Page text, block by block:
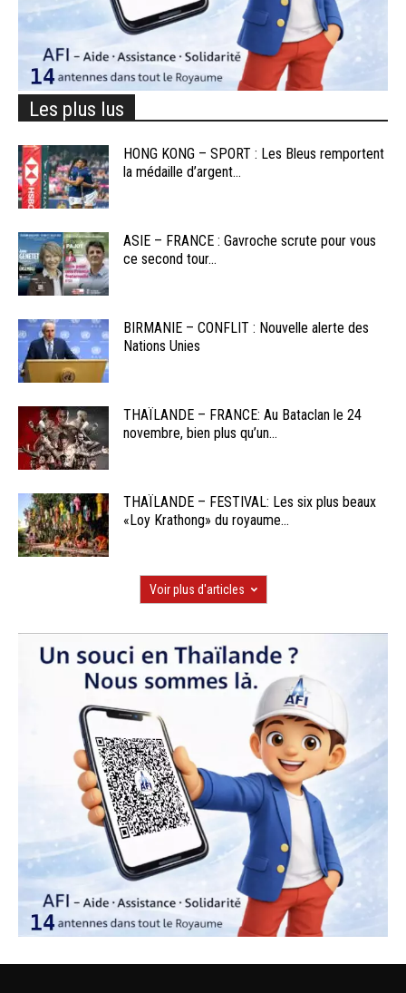
Les plus lus
HONG KONG – SPORT : Les Bleus remportent
la médaille d’argent...
ASIE – FRANCE : Gavroche scrute pour vous
ce second tour...
BIRMANIE – CONFLIT : Nouvelle alerte des
Nations Unies
THAÏLANDE – FRANCE: Au Bataclan le 24
novembre, bien plus qu’un...
THAÏLANDE – FESTIVAL: Les six plus beaux
«Loy Krathong» du royaume...
Voir plus d'articles